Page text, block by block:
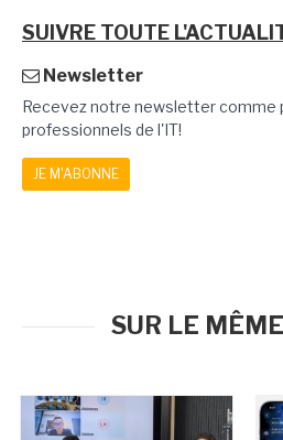
SUIVRE TOUTE
Newsletter
Recevez notre newsletter comme
professionnels de l'IT!
JE M'ABONNE
SUR LE